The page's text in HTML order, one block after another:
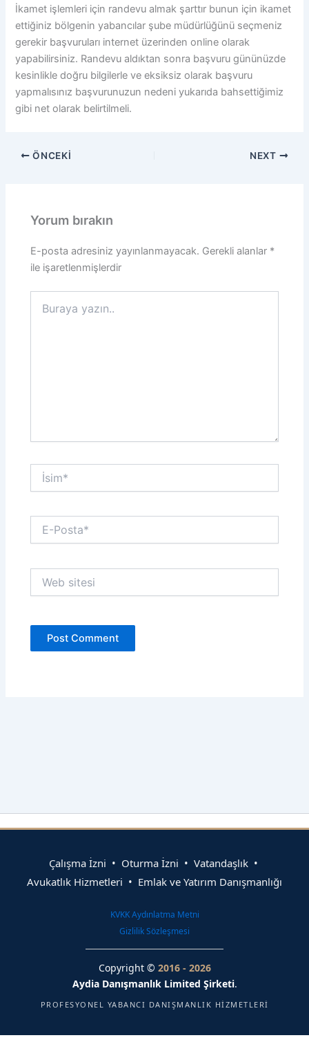
İkamet işlemleri için randevu almak şarttır bunun için ikamet
ettiğiniz bölgenin yabancılar şube müdürlüğünü seçmeniz
gerekir başvuruları internet üzerinden online olarak
yapabilirsiniz. Randevu aldıktan sonra başvuru gününüzde
kesinlikle doğru bilgilerle ve eksiksiz olarak başvuru
yapmalısınız başvurunuzun nedeni yukarıda bahsettiğimiz
gibi net olarak belirtilmeli.
ÖNCEKI NEXT
Yorum bırakın
E-posta adresiniz yayınlanmayacak. Gerekli alanlar *
ile işaretlenmişlerdir
yazın..
İsim*
Posta*
sitesi
Çalışma İzni • Oturma İzni • Vatandaşlık •
Avukatlık Hizmetleri • Emlak ve Yatırım Danışmanlığı
KVKK Aydınlatma Metni
Gizlilik Sözleşmesi
Copyright © 2016 - 2026
Aydia Danışmanlık Limited Şirketi.
PROFESYONEL YABANCI DANIŞMANLIK HIZMETLERI